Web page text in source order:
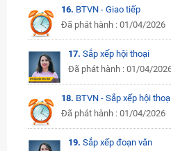
16. BTVN - Giao tiếp
Đã phát hành : 01/04/2026
17. Sắp xếp hội thoại
Đã phát hành : 01/04/
18. BTVN - Sắp xếp hội
Đã phát hành : 01/04/2026
19. Sắp xếp đoạn văn